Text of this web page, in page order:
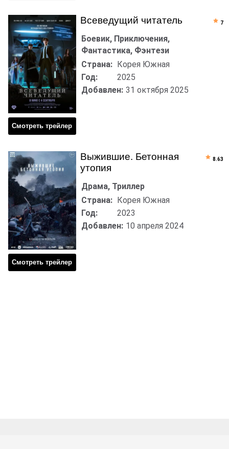
Всеведущий читатель
Смотреть трейлер
Боевик, Приключения,
Фантастика, Фэнтези
Страна: Корея Южная
Год:
2025
Добавлен: 31 октября 2025
7
Выжившие. Бетонная
утопия
Смотреть трейлер
Драма, Триллер
Страна: Корея Южная
Год:
2023
Добавлен: 10 апреля 2024
8.63